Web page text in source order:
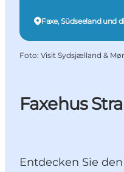
Faxehus
Entdecken Sie
Faxe, Südseeland und
Foto: Visit Sydsjælland &